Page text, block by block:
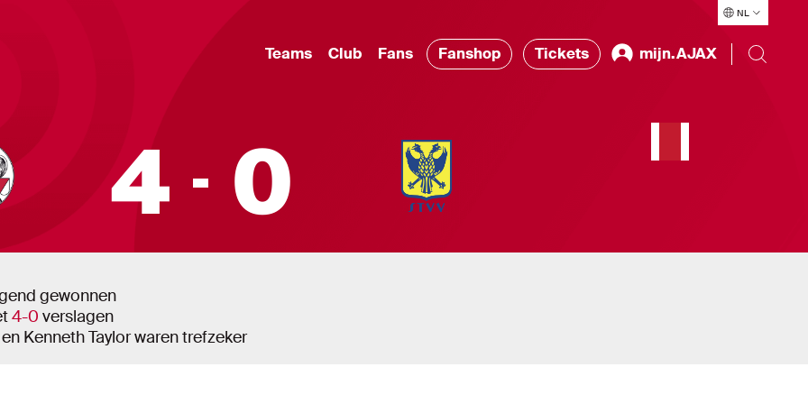
NL
Teams Club Fans Fanshop Tickets mijn.AJAX
4 0
Ajax - Sint-Truidense V.V.
4-0
gewonnen
4-0 verslagen
Kenneth Taylor waren trefzeker